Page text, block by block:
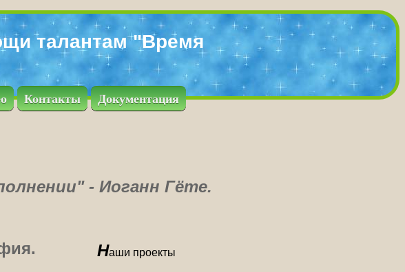
талантам "Время
Контакты Документация
- Иоганн Гёте.
Наши проекты